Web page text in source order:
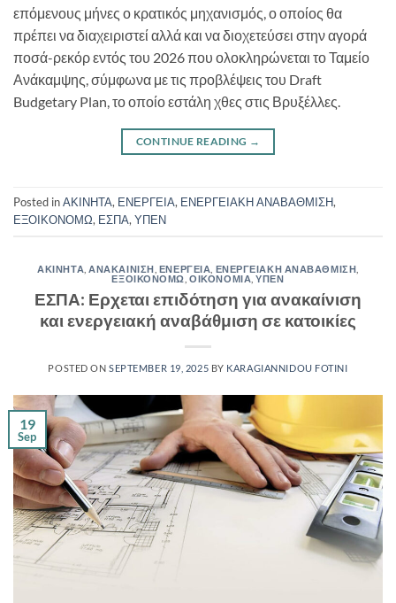
επόμενους μήνες ο κρατικός μηχανισμός, ο οποίος θα
πρέπει να διαχειριστεί αλλά και να διοχετεύσει στην αγορά
ποσά-ρεκόρ εντός του 2026 που ολοκληρώνεται το Ταμείο
Ανάκαμψης, σύμφωνα με τις προβλέψεις του Draft
Budgetary Plan, το οποίο εστάλη χθες στις Βρυξέλλες.
CONTINUE READING →
Posted inΑΚΙΝΗΤΑ, ΕΝΕΡΓΕΙΑ, ΕΝΕΡΓΕΙΑΚΗ ΑΝΑΒΑΘΜΙΣΗ,
ΕΞΟΙΚΟΝΟΜΩ, ΕΣΠΑ,ΥΠΕΝ
ΑΚΙΝΗΤΑ ,ΑΝΑΚΑΙΝΙΣΗ ΕΝΕΡΓΕΙΑ ΕΝΕΡΓΕΙΑΚΗ ΑΝΑΒΑΘΜΙΣΗ
ΕΞΟΙΚΟΝΟΜΩ ,ΟΙΚΟΝΟΜΙΑ ,ΥΠΕΝ
ΕΣΠΑ: Ερχεται επιδότηση για ανακαίνιση
και ενεργειακή αναβάθμιση σε κατοικίες
POSTED ONSEPTEMBER 19, 2025 BY KARAGIANNIDOU FOTINI
19
Sep